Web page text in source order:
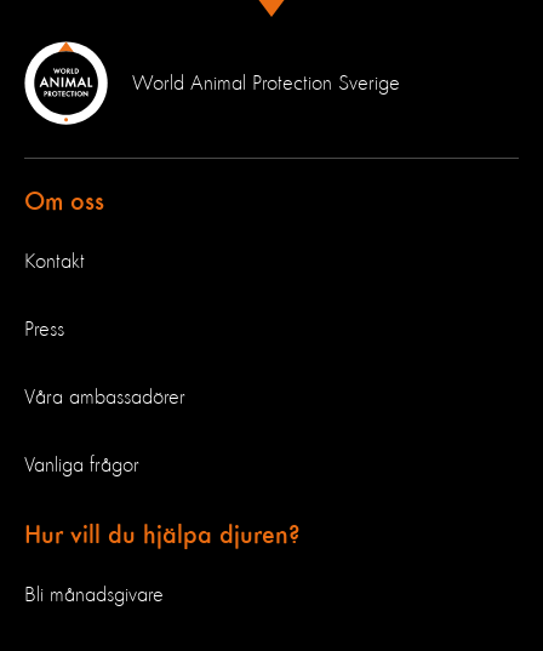
World Animal Protection Sverige
Om oss
Kontakt
Press
Våra ambassadörer
Vanliga frågor
Hur vill du hjälpa djuren?
Bli månadsgivare